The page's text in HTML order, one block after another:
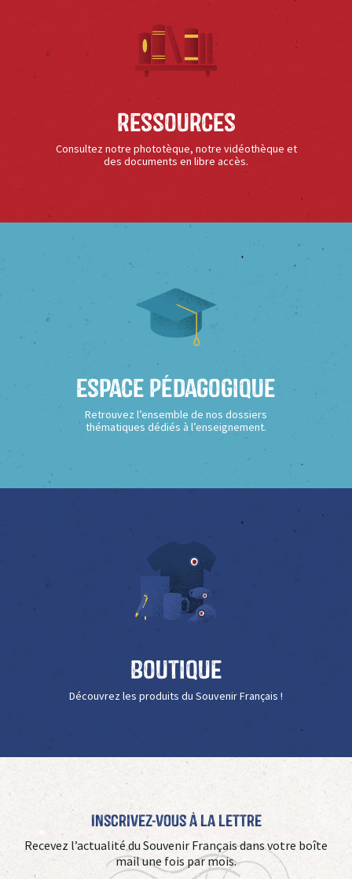
Ressources
Consultez notre phototèque, notre vidéothèque et
des documents en libre accès.
Espace Pédagogique
Retrouvez l’ensemble de nos dossiers
thématiques dédiés à l’enseignement.
Boutique
Découvrez les produits du Souvenir Français !
Inscrivez-vous à La Lettre
Recevez l’actualité du Souvenir Français dans votre boîte
mail une fois par mois.